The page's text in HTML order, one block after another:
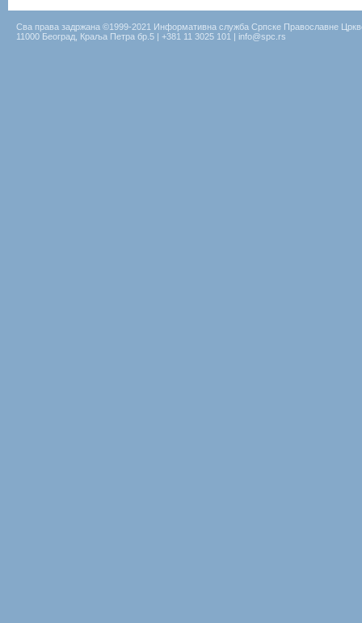
Сва права задржана ©1999-2021 Информативна служба Српске Православне
11000 Београд, Краља Петра бр.5 | +381 11 3025 101 | info@spc.rs